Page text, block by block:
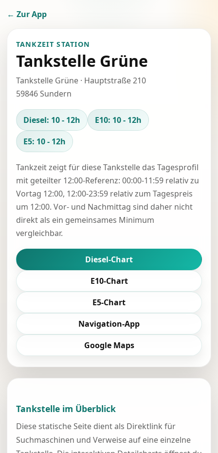
← Zur App
TANKZEIT STATION
Tankstelle Grüne
Tankstelle Grüne · Hauptstraße 210
59846 Sundern
Diesel: 10 - 12h
E10: 10 - 12h
E5: 10 - 12h
Tankzeit zeigt für diese Tankstelle das Tagesprofil
mit geteilter 12:00-Referenz: 00:00-11:59 relativ zu
Vortag 12:00, 12:00-23:59 relativ zum Tagespreis
um 12:00. Vor- und Nachmittag sind daher nicht
direkt als ein gemeinsames Minimum
vergleichbar.
Diesel-Chart
E10-Chart
E5-Chart
Navigation-App
Google Maps
Tankstelle im Überblick
Diese statische Seite dient als Direktlink für
Suchmaschinen und Verweise auf eine einzelne